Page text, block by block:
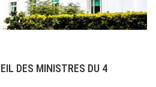
DES MINISTRES DU 4